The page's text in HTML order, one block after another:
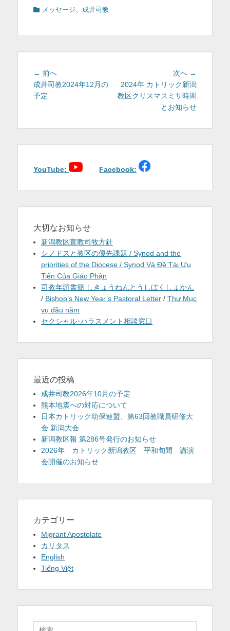
カ メッセージ、 成井司教
投
稿
ナ
シ
ン
← 前へ前
の
成井司教2024年12月の
予定
次へ →
の
稿:
2024年 カトリック新潟
教区クリスマスミサ時間
とお知らせ
YouTube: Facebook:
大切なお知らせ
新潟教区宣教司牧方針
シノドスと教区の優先課題 / Synod and the
priorities of the Diocese / Synod Và Đề Tài Ưu
Tiên Của Giáo Phận
司教年頭書簡 しきょうねんとうしぼくしょかん
/ Bishop’s New Year’s Pastoral Letter / Thư Mục
vụ đầu năm
セクシャル･ハラスメント相談窓口
最近の投稿
成井司教2026年10月の予定
熊本地震への対応について
日本カトリック幼保連盟、第63回教職員研修大
会 新潟大会
新潟教区報 第286号発行のお知らせ
2026年 カトリック新潟教区 平和旬間 講演
会開催のお知らせ
カテゴリー
Migrant Apostolate
カリタス
English
Tiếng Việt
検